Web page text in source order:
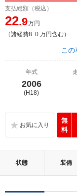
支払総額（税込）
22.9万円
（諸経費8 .0 万円含む）
この
年式
2006
(H18)
無
料
状態 装備